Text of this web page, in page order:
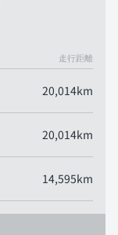
走行距離
20,014km
20,014km
14,595km